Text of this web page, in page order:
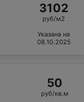
3102
руб/м2
Указана на
08.10.2025
50
руб/кв.м